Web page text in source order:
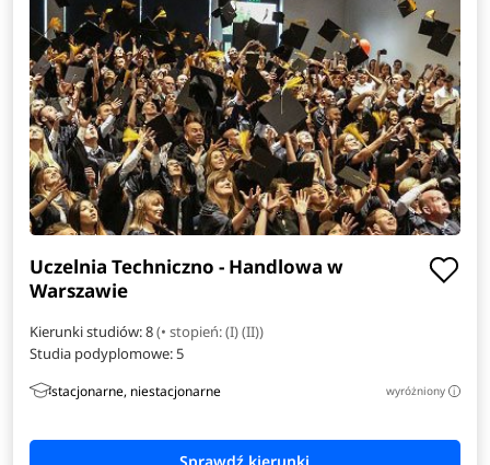
Uczelnia Techniczno - Handlowa w
Warszawie
Kierunki studiów: 8(• stopień: (I) (II))
Studia podyplomowe:5
stacjonarne, niestacjonarne wyróżniony i